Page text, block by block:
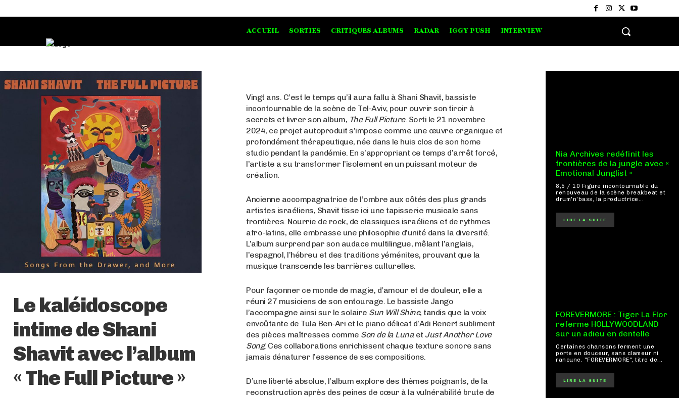
ACCUEIL SORTIES CRITIQUES ALBUMS RADAR IGGY PUSH INTERVIEW
Le kaléidoscope
intime de Shani
Shavit avec l’album
« The Full Picture »
Vingt ans. C’est le temps qu’il aura fallu à Shani Shavit, bassiste
incontournable de la scène de Tel-Aviv, pour ouvrir son tiroir à
secrets et livrer son album, The Full Picture. Sorti le 21 novembre
2024, ce projet autoproduit s’impose comme une œuvre organique et
profondément thérapeutique, née dans le huis clos de son home
studio pendant la pandémie. En s’appropriant ce temps d’arrêt forcé,
l’artiste a su transformer l’isolement en un puissant moteur de
création.
Ancienne accompagnatrice de l’ombre aux côtés des plus grands
artistes israéliens, Shavit tisse ici une tapisserie musicale sans
frontières. Nourrie de rock, de classiques israéliens et de rythmes
afro-latins, elle embrasse une philosophie d’unité dans la diversité.
L’album surprend par son audace multilingue, mêlant l’anglais,
l’espagnol, l’hébreu et des traditions yéménites, prouvant que la
musique transcende les barrières culturelles.
Pour façonner ce monde de magie, d’amour et de douleur, elle a
réuni 27 musiciens de son entourage. Le bassiste Jango
l’accompagne ainsi sur le solaire Sun Will Shine, tandis que la voix
envoûtante de Tula Ben-Ari et le piano délicat d’Adi Renert subliment
des pièces maîtresses comme Son de la Lunaet Just Another Love
Song. Ces collaborations enrichissent chaque texture sonore sans
jamais dénaturer l’essence de ses compositions.
D’une liberté absolue, l’album explore des thèmes poignants, de la
reconstruction après des peines de cœur à la vulnérabilité brute de
Nia Archives redéfinit les
frontières de la jungle avec «
Emotional Junglist »
8,5 / 10 Figure incontournable du
renouveau de la scène breakbeat et
drum'n'bass, la productrice...
LIRE LA SUITE
FOREVERMORE : Tiger La Flor
referme HOLLYWOODLAND
sur un adieu en dentelle
Certaines chansons ferment une
porte en douceur, sans clameur ni
rancune. "FOREVERMORE", titre de...
LIRE LA SUITE